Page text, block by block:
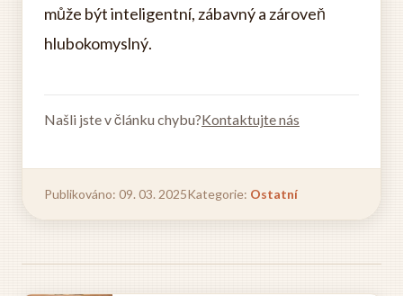
může být inteligentní, zábavný a zároveň
hlubokomyslný.
Našli jste v článku chybu?Kontaktujte nás
Publikováno: 09. 03. 2025Kategorie: Ostatní